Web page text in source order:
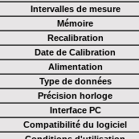
Intervalles de mesure
Mémoire
Recalibration
Date de Calibration
Alimentation
Type de données
Précision horloge
Interface PC
Compatibilité du logiciel